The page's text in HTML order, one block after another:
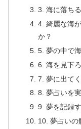
3. 海に落ち
4. 綺麗な海
か？
5. 夢の中で
6. 海を見下
7. 夢に出て
8. 夢占いを
9. 夢を記録
10. 夢占いの